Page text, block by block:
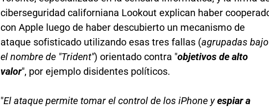
ciberseguridad californiana Lookout explican haber
con Apple luego de haber descubierto un mecanismo de
ataque sofisticado utilizando esas tres fallas (agrupadas bajo
el nombre de "Trident") orientado contra "objetivos de alto
valor", por ejemplo disidentes políticos.
"El ataque permite tomar el control de los iPhone yespiar a